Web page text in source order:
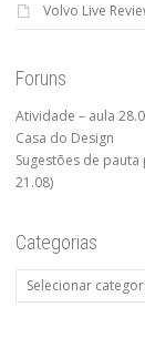
Volvo Live
Foruns
Atividade – aula
Casa do Design
Sugestões de pauta
21.08)
Categorias
Categorias